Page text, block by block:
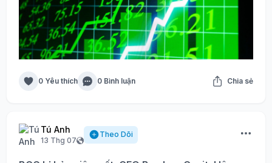
0 Yêu thích 0 Bình luận Chia sẻ
Tú Anh
13 Thg 07
Theo Dõi